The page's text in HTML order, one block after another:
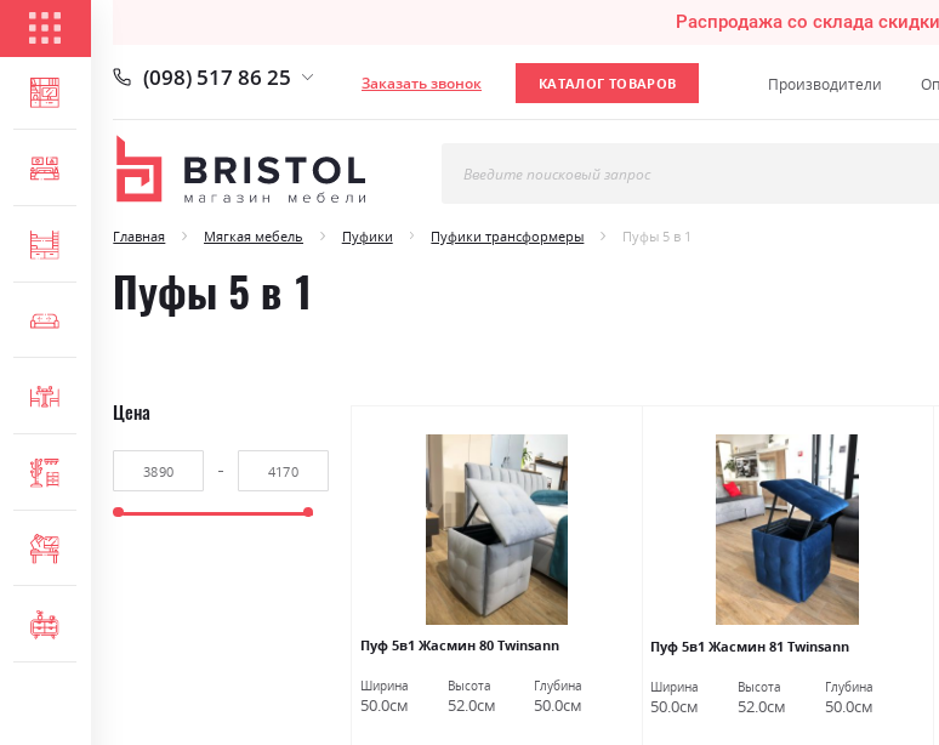
Распродажа со склада
ГОСТИНАЯ
СПАЛЬНЯ
ДЕТСКАЯ
МЯГКАЯ МЕБЕЛЬ
ПРИХОЖАЯ
(098) 517 86 25 Заказать звонок КАТАЛОГ ТОВАРОВ Производители
Введите поисковый запрос
Главная Мягкая мебель Пуфики Пуфики трансформеры Пуфы 5 в 1
Пуфы 5 в 1
Пуф 5в1 Жасмин 80 Twinsann
Ширина
50.0см
Высота
52.0см
Глубина
50.0см
Пуф 5в1 Жасмин 81 Twinsann
Ширина
50.0см
Высота
52.0см
Глубина
50.0см
Цена